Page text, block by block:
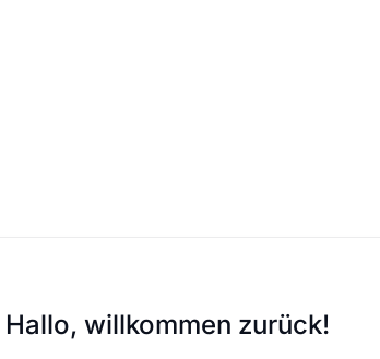
Hallo, willkommen zurück!